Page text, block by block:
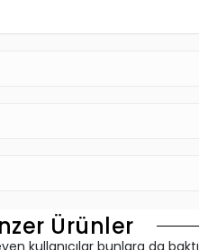
Ürünler
kullanıcılar bunlara da baktı